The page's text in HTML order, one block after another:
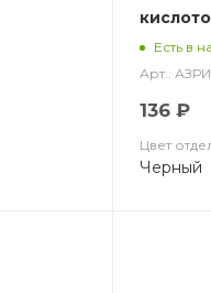
К20Щ20
Есть в
Арт.:
136 ₽
Цвет
Черный